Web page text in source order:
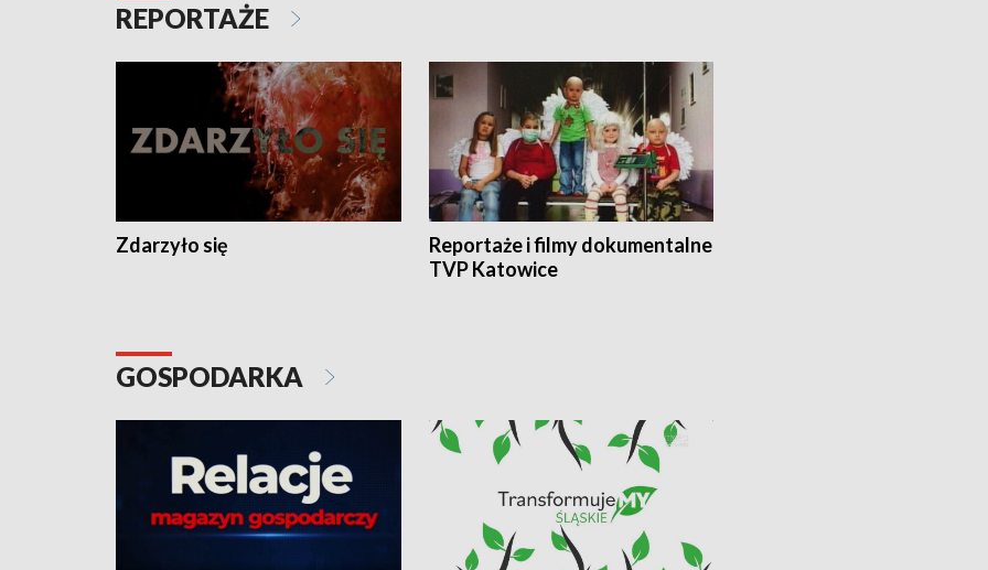
REPORTAŻE
Zdarzyło się
Reportaże i filmy dokumentalne
TVP Katowice
GOSPODARKA